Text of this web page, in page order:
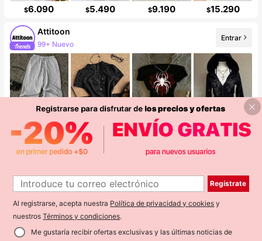
$6.090 $5.490 $9.190 $15.290
Attitoon
99+ Nuevo
Entrar
$12.890 $11.590 $ 7.190 $17.690
CUCCOO SZL
Regístrate
Al registrarse, acepta nuestra Política de privacidad y cookies y
nuestrosTérminos y condiciones.
Me gustaría recibir ofertas exclusivas y las últimas noticias de